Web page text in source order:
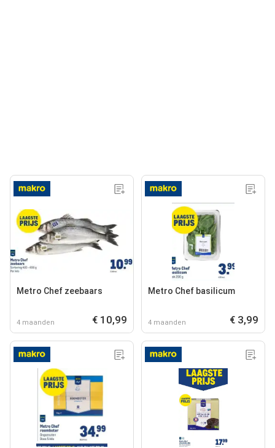
Metro Chef zeebaars
4 maanden € 10,99
Metro Chef basilicum
4 maanden € 3,99